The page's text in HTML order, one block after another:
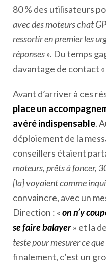
80 % des utilisateurs
avec des moteurs chat
ressortir en premier les
réponses». Du temps
davantage de contact
Avant d’arriver à ces
place un
avéré indispensable.
déploiement de la
conseillers étaient
moteurs, prêts à foncer,
[la] voyaient comme
convaincre, avec un
Direction : «on n’y
se faire balayer» et la
teste pour mesurer ce
finalement, c’est un